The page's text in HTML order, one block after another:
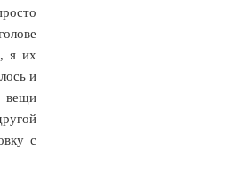
я их
и
вещи
с